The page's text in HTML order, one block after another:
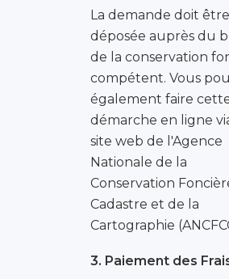
La demande doit être
déposée auprès du
de la conservation
compétent. Vous
également faire
démarche en ligne
site web de l'Agence
Nationale de la
Conservation
Cadastre et de la
Cartographie
3. Paiement des